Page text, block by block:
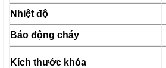
Nhiệt độ
Báo động cháy
Kích thước khóa